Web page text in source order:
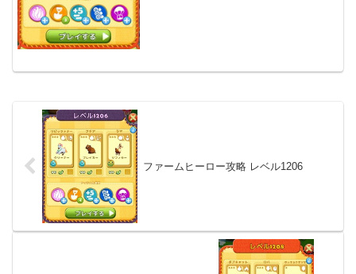
ファームヒーロー攻略 レベル1206